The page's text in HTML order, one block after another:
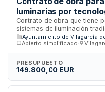
luminarias por
deportivas
Contrato de obra que tiene
sistemas de iluminación
las instalaciones deportivas
trabajos se realizará
en la documentación
no será objeto de revisión
Ayuntamiento de Vilagarcía
Abierto simplificado
PRESUPUESTO
149.800,00 EUR